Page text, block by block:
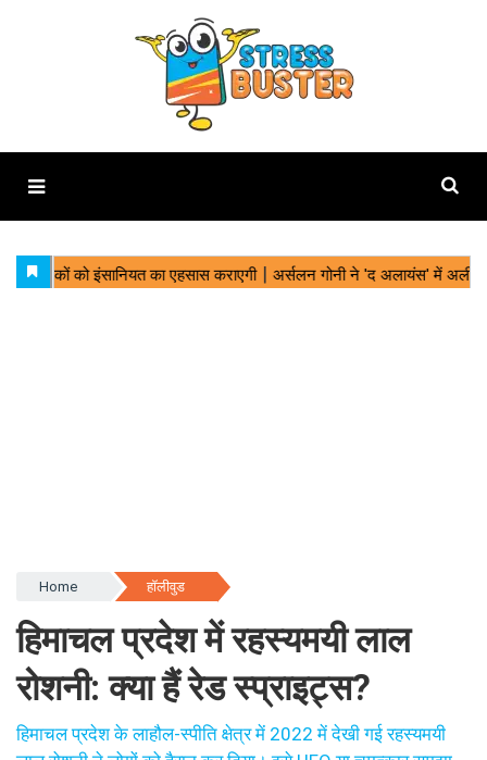
Home हॉलीवुड
हिमाचल प्रदेश में रहस्यमयी लाल
रोशनी: क्या हैं रेड स्प्राइट्स?
हिमाचल प्रदेश के लाहौल-स्पीति क्षेत्र में 2022 में देखी गई रहस्यमयी